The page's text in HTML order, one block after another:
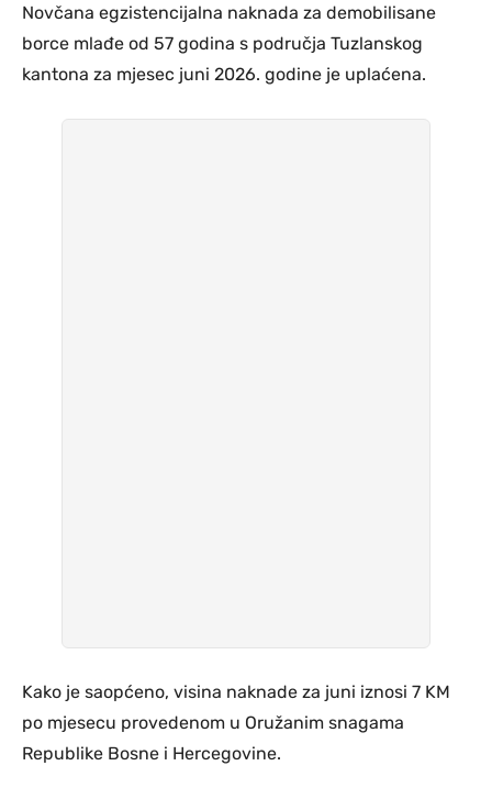
Novčana egzistencijalna naknada za demobilisane
borce mlađe od 57 godina s područja Tuzlanskog
kantona za mjesec juni 2026. godine je uplaćena.
Kako je saopćeno, visina naknade za juni iznosi 7 KM
po mjesecu provedenom u Oružanim snagama
Republike Bosne i Hercegovine.